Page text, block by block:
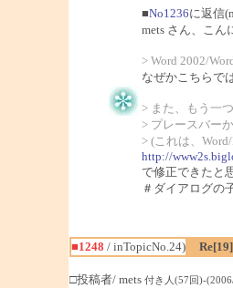
■No1236に返信
mets さん、こん
> Word 2002/
なぜかこちらで
> また、もう一
> プレースバー
> (これは、
http://
で修正できたと
＃ダイアログの
■1248 / inTopicNo.24)
□投稿者/ mets 付き人(57回)-